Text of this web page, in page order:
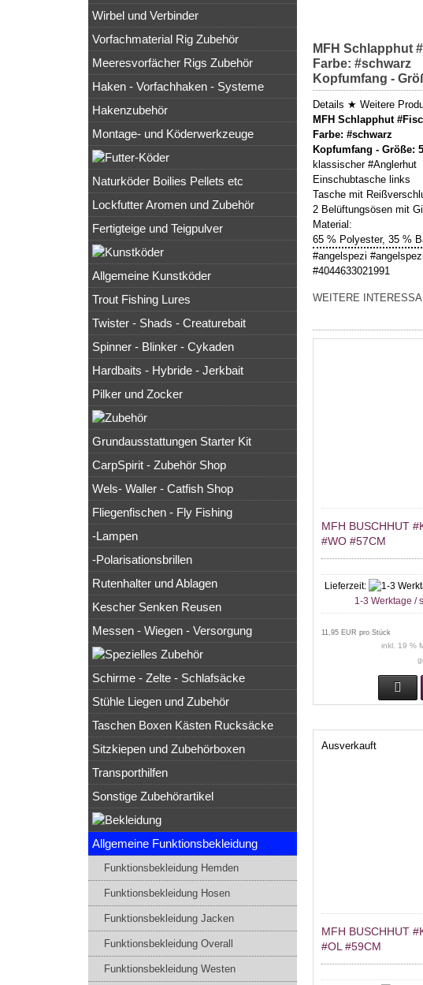
MFH Schlapphut
Farbe: #schwarz
Kopfumfang -
Details ★ Weitere
MFH Schlapphut
Farbe: #schwarz
Kopfumfang - Größe:
klassischer #Anglerhut
Einschubtasche links
Tasche mit
2 Belüftungsösen mit
Material:
65 % Polyester, 35 %
#angelspezi
#4044633021991
WEITERE
MFH BUSCHHUT
#WO #57CM
Lieferzeit:
1-3 Werktage /
11,95 EUR pro Stück
inkl. 19 %
Ausverkauft
MFH BUSCHHUT
#OL #59CM
Wirbel und Verbinder
Vorfachmaterial Rig Zubehör
Meeresvorfächer Rigs Zubehör
Haken - Vorfachhaken - Systeme
Hakenzubehör
Montage- und Köderwerkzeuge
Naturköder Boilies Pellets etc
Lockfutter Aromen und Zubehör
Fertigteige und Teigpulver
Allgemeine Kunstköder
Trout Fishing Lures
Twister - Shads - Creaturebait
Spinner - Blinker - Cykaden
Hardbaits - Hybride - Jerkbait
Pilker und Zocker
Grundausstattungen Starter Kit
CarpSpirit - Zubehör Shop
Wels- Waller - Catfish Shop
Fliegenfischen - Fly Fishing
-Lampen
-Polarisationsbrillen
Rutenhalter und Ablagen
Kescher Senken Reusen
Messen - Wiegen - Versorgung
Schirme - Zelte - Schlafsäcke
Stühle Liegen und Zubehör
Taschen Boxen Kästen Rucksäcke
Sitzkiepen und Zubehörboxen
Transporthilfen
Sonstige Zubehörartikel
Allgemeine Funktionsbekleidung
Funktionsbekleidung Hemden
Funktionsbekleidung Hosen
Funktionsbekleidung Jacken
Funktionsbekleidung Overall
Funktionsbekleidung Westen